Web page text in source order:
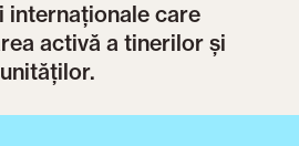
internaționale care
activă a tinerilor și